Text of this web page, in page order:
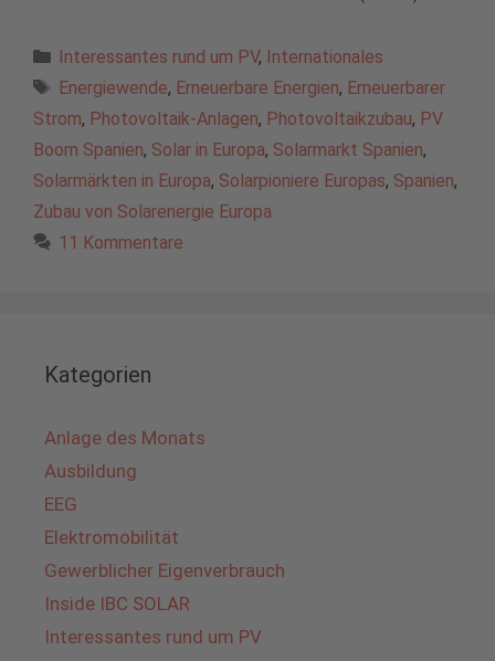
Kategorien
Interessantes rund um PV, Internationales
Schlagwörter
Energiewende, Erneuerbare Energien, Erneuerbarer
Strom, Photovoltaik-Anlagen, Photovoltaikzubau, PV
Boom Spanien, Solar in Europa, Solarmarkt Spanien,
Solarmärkten in Europa, Solarpioniere Europas, Spanien,
Zubau von Solarenergie Europa
11 Kommentare
Kategorien
Anlage des Monats
Ausbildung
EEG
Elektromobilität
Gewerblicher Eigenverbrauch
Inside IBC SOLAR
Interessantes rund um PV